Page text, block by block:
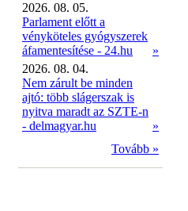
2026. 08. 05.
Parlament előtt a
vényköteles gyógyszerek
áfamentesítése - 24.hu
»
2026. 08. 04.
Nem zárult be minden
ajtó: több slágerszak is
nyitva maradt az SZTE-n
- delmagyar.hu
»
Tovább »